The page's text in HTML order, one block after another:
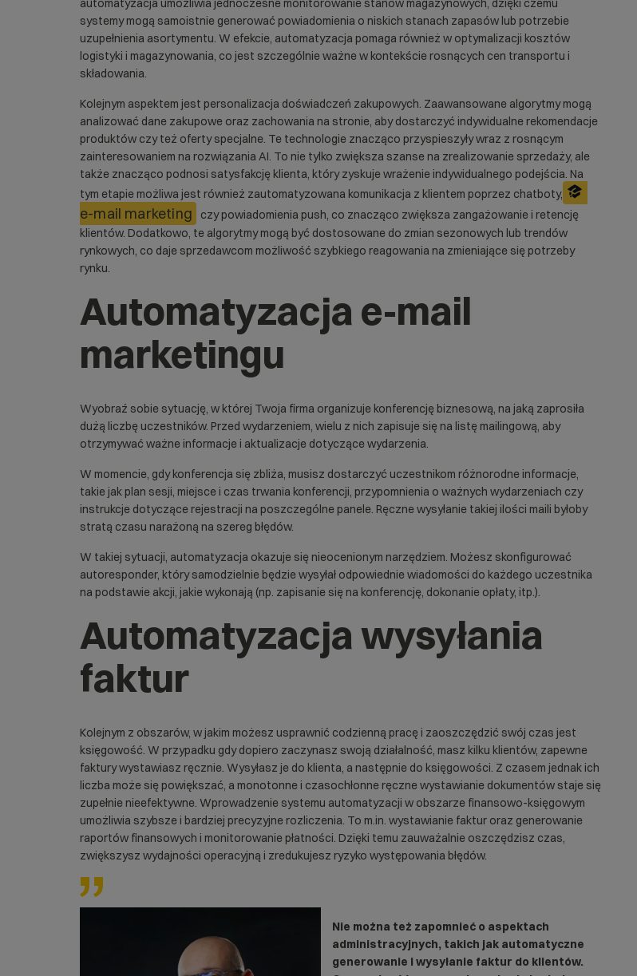
automatyzacja umożliwia jednoczesne monitorowanie stanów magazynowych, dzięki czemu
systemy mogą samoistnie generować powiadomienia o niskich stanach zapasów lub potrzebie
uzupełnienia asortymentu. W efekcie, automatyzacja pomaga również w optymalizacji kosztów
logistyki i magazynowania, co jest szczególnie ważne w kontekście rosnących cen transportu i
składowania.
Kolejnym aspektem jest personalizacja doświadczeń zakupowych. Zaawansowane algorytmy mogą
analizować dane zakupowe oraz zachowania na stronie, aby dostarczyć indywidualne rekomendacje
produktów czy też oferty specjalne. Te technologie znacząco przyspieszyły wraz z rosnącym
zainteresowaniem na rozwiązania AI. To nie tylko zwiększa szanse na zrealizowanie sprzedaży, ale
także znacząco podnosi satysfakcję klienta, który zyskuje wrażenie indywidualnego podejścia. Na
tym etapie możliwa jest również zautomatyzowana komunikacja z klientem poprzez chatboty,
e-mail marketing
czy powiadomienia push, co znacząco zwiększa zangażowanie i retencję
klientów. Dodatkowo, te algorytmy mogą być dostosowane do zmian sezonowych lub trendów
rynkowych, co daje sprzedawcom możliwość szybkiego reagowania na zmieniające się potrzeby
rynku.
Automatyzacja e-mail
marketingu
Wyobraź sobie sytuację, w której Twoja firma organizuje konferencję biznesową, na jaką zaprosiła
dużą liczbę uczestników. Przed wydarzeniem, wielu z nich zapisuje się na listę mailingową, aby
otrzymywać ważne informacje i aktualizacje dotyczące wydarzenia.
W momencie, gdy konferencja się zbliża, musisz dostarczyć uczestnikom różnorodne informacje,
takie jak plan sesji, miejsce i czas trwania konferencji, przypomnienia o ważnych wydarzeniach czy
instrukcje dotyczące rejestracji na poszczególne panele. Ręczne wysyłanie takiej ilości maili byłoby
stratą czasu narażoną na szereg błędów.
W takiej sytuacji, automatyzacja okazuje się nieocenionym narzędziem. Możesz skonfigurować
autoresponder, który samodzielnie będzie wysyłał odpowiednie wiadomości do każdego uczestnika
na podstawie akcji, jakie wykonają (np. zapisanie się na konferencję, dokonanie opłaty, itp.).
Automatyzacja wysyłania
faktur
Kolejnym z obszarów, w jakim możesz usprawnić codzienną pracę i zaoszczędzić swój czas jest
księgowość. W przypadku gdy dopiero zaczynasz swoją działalność, masz kilku klientów, zapewne
faktury wystawiasz ręcznie. Wysyłasz je do klienta, a następnie do księgowości. Z czasem jednak ich
liczba może się powiększać, a monotonne i czasochłonne ręczne wystawianie dokumentów staje się
zupełnie nieefektywne. Wprowadzenie systemu automatyzacji w obszarze finansowo-księgowym
umożliwia szybsze i bardziej precyzyjne rozliczenia. To m.in. wystawianie faktur oraz generowanie
raportów finansowych i monitorowanie płatności. Dzięki temu zauważalnie oszczędzisz czas,
zwiększysz wydajności operacyjną i zredukujesz ryzyko występowania błędów.
Nie można też zapomnieć o aspektach
administracyjnych, takich jak automatyczne
generowanie i wysyłanie faktur do klientów.